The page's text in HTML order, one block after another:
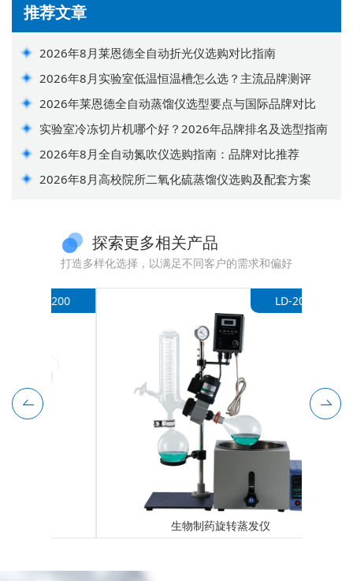
推荐文章
2026年8月莱恩德全自动折光仪选购对比指南
2026年8月实验室低温恒温槽怎么选？主流品牌测评
2026年莱恩德全自动蒸馏仪选型要点与国际品牌对比
实验室冷冻切片机哪个好？2026年品牌排名及选型指南
2026年8月全自动氮吹仪选购指南：品牌对比推荐
2026年8月高校院所二氧化硫蒸馏仪选购及配套方案
探索更多相关产品
打造多样化选择，以满足不同客户的需求和偏好
生物制药旋转蒸发仪